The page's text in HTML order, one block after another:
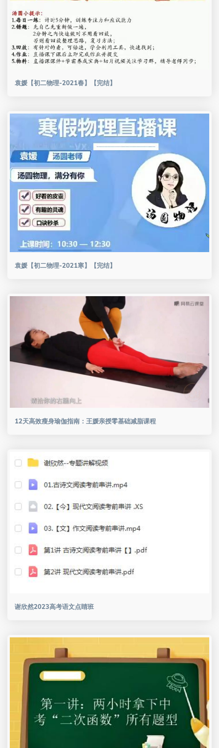
袁媛【初二物理-2021春】【完结】
袁媛【初二物理-2021寒】【完结】
12天高效瘦身瑜伽指南：王媛亲授零基础减脂课程
谢欣然2023高考语文点睛班